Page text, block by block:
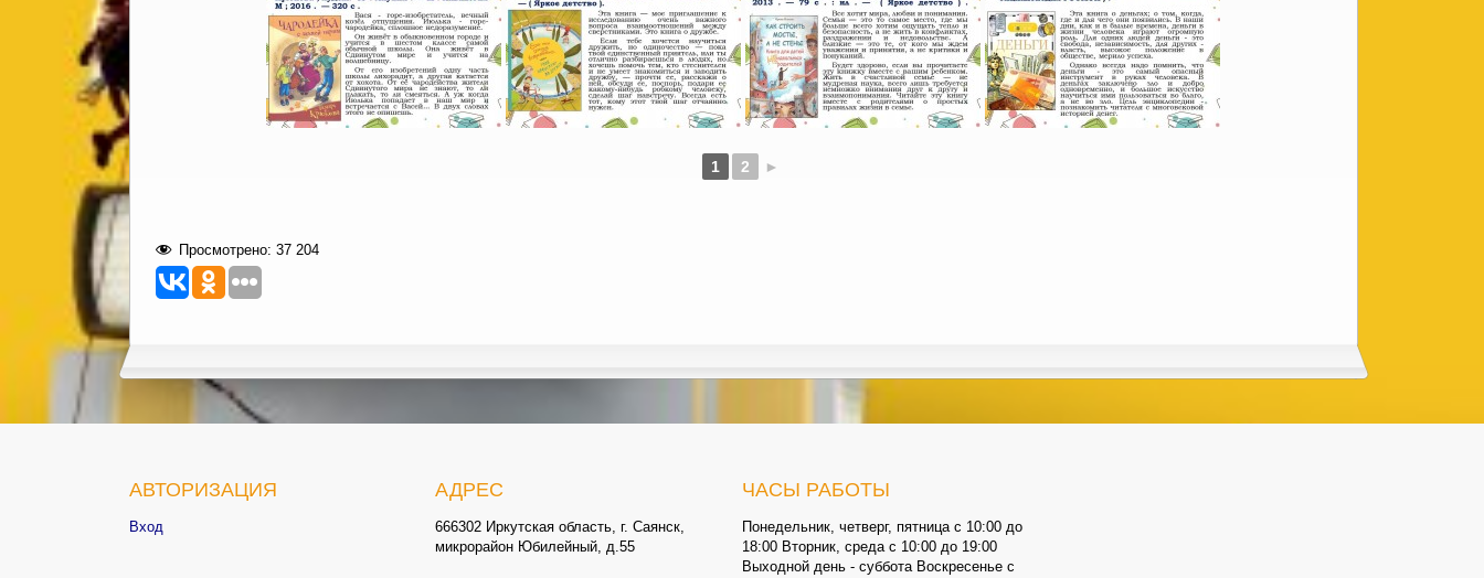
1 2 ►
Просмотрено: 37 204
АВТОРИЗАЦИЯ
Вход
АДРЕС
666302 Иркутская область, г. Саянск,
микрорайон Юбилейный, д.55
ЧАСЫ РАБОТЫ
Понедельник, четверг, пятница с 10:00 до
18:00 Вторник, среда с 10:00 до 19:00
Выходной день - суббота Воскресенье с